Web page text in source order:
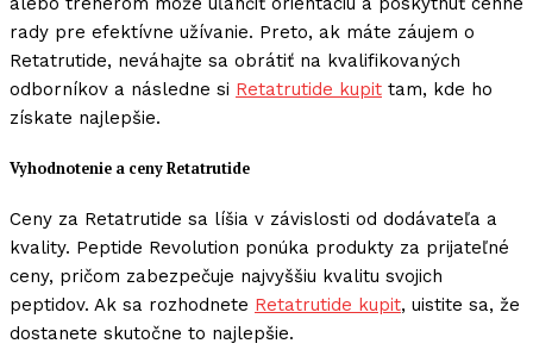
rady pre efektívne užívanie. Preto, ak máte záujem o
Retatrutide, neváhajte sa obrátiť na kvalifikovaných
odborníkov a následne si Retatrutide kupit tam, kde ho
získate najlepšie.
Vyhodnotenie a ceny Retatrutide
Ceny za Retatrutide sa líšia v závislosti od dodávateľa a
kvality. Peptide Revolution ponúka produkty za prijateľné
ceny, pričom zabezpečuje najvyššiu kvalitu svojich
peptidov. Ak sa rozhodnete Retatrutide kupit, uistite sa, že
dostanete skutočne to najlepšie.